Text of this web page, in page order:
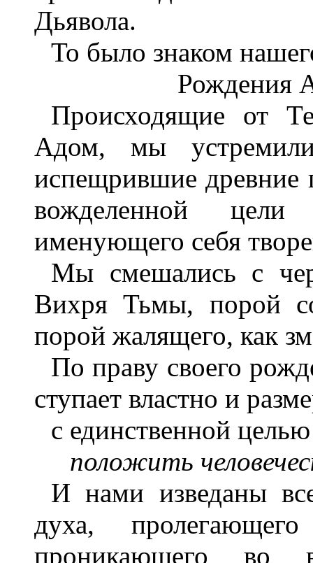
Дьявола.
То было знаком
Рождения
Происходящие от
Адом, мы
испещрившие древние
вожделенной
именующего себя
Мы смешались с
Вихря Тьмы, порой
порой жалящего, как
По праву своего
ступает властно и
с единственной
положить
И нами изведаны
духа,
проникающего во